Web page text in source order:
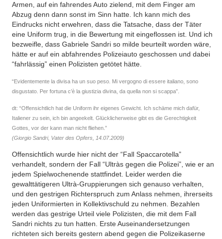
Armen, auf ein fahrendes Auto zielend, mit dem Finger am
Abzug denn dann sonst im Sinn hatte. Ich kann mich des
Eindrucks nicht erwehren, dass die Tatsache, dass der Täter
eine Uniform trug, in die Bewertung mit eingeflossen ist. Und ich
bezweifle, dass Gabriele Sandri so milde beurteilt worden wäre,
hätte er auf ein abfahrendes Polizeiauto geschossen und dabei
“fahrlässig” einen Polizisten getötet hätte.
“Evidentemente la divisa ha un suo peso. Mi vergogno di essere italiano, sono
disgustato. Per fortuna c’è la giustizia divina, da quella non si scappa”.
dt: “Offensichtlich hat die Uniform ihr eigenes Gewicht. Ich schäme mich dafür,
Italiener zu sein, ich bin angeekelt. Glücklicherweise gibt es die Gerechtigkeit
Gottes, vor der kann man nicht fliehen.”
(Giorgio Sandri, Vater des Opfers, 14.07.2009)
Offensichtlich wurde hier nicht der “Fall Spaccarotella”
verhandelt, sondern der Fall “Ultràs gegen die Polizei”, wie er an
jedem Spielwochenende stattfindet. Leider werden die
gewalttätigeren Ultrà-Gruppierungen sich genauso verhalten,
und den gestrigen Richterspruch zum Anlass nehmen, ihrerseits
jeden Uniformierten in Kollektivschuld zu nehmen. Bezahlen
werden das gestrige Urteil viele Polizisten, die mit dem Fall
Sandri nichts zu tun hatten. Erste Auseinandersetzungen
richteten sich bereits gestern abend gegen die Polizeikaserne